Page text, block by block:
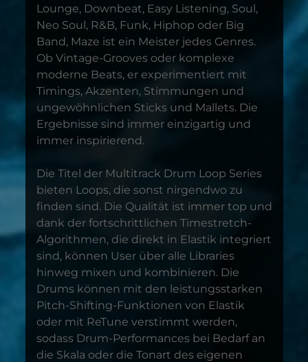
Lounge, Downbeat, Easy Listening, Soul,
Neo Soul, R&B, Funk, Hiphop oder Big
Band, Maze ist ein Meister jedes Genres.
Ob Vintage-Grooves oder komplexe
moderne Beats, er experimentiert mit
Timings, Akzenten, Stimmungen und
ungewöhnlichen Sticks und Mallets. Die
Ergebnisse sind immer einzigartig und
immer inspirierend.
Die Titel der Multitrack Drum Loop Series
bieten Loops, die sonst nirgendwo zu
finden sind. Die Qualität ist immer top und
dank der fortschrittlichen Timestretch-
Algorithmen, die direkt in Elastik integriert
sind, können User über alle Libraries
hinweg mixen und kombinieren. Die
Drums können mit den leistungsstarken
Pitch-Shifting-Funktionen von Elastik
oder mit ReTune verstimmt werden,
sodass Drum-Performances bei Bedarf an
die Skala oder die Tonart des eigenen